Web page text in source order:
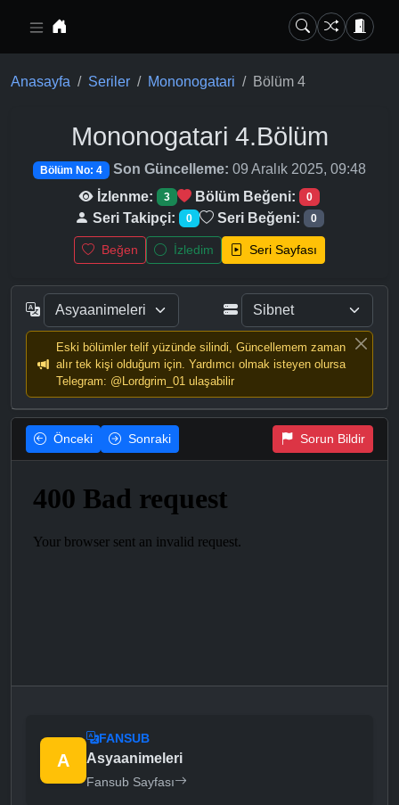
Anasayfa Seriler Mononogatari Bölüm 4
Mononogatari 4.Bölüm
Bölüm No: 4 Son Güncelleme: 09 Aralık 2025, 09:48
İzlenme:
3 Bölüm Beğeni: 0
Seri Takipçi: 0 Seri Beğeni: 0
Beğen İzledim Seri Sayfası
Eski bölümler telif yüzünde silindi, Güncellemem zaman
alır tek kişi olduğum için. Yardımcı olmak isteyen olursa
Telegram: @Lordgrim_01 ulaşabilir
Önceki Sonraki Sorun Bildir
A
FANSUB
Asyaanimeleri
Fansub Sayfası